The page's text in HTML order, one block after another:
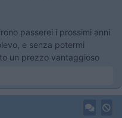
passerei i prossimi anni
e senza potermi
un prezzo vantaggioso